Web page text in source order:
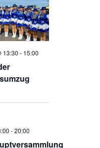
13:30 - 15:00
-20:00